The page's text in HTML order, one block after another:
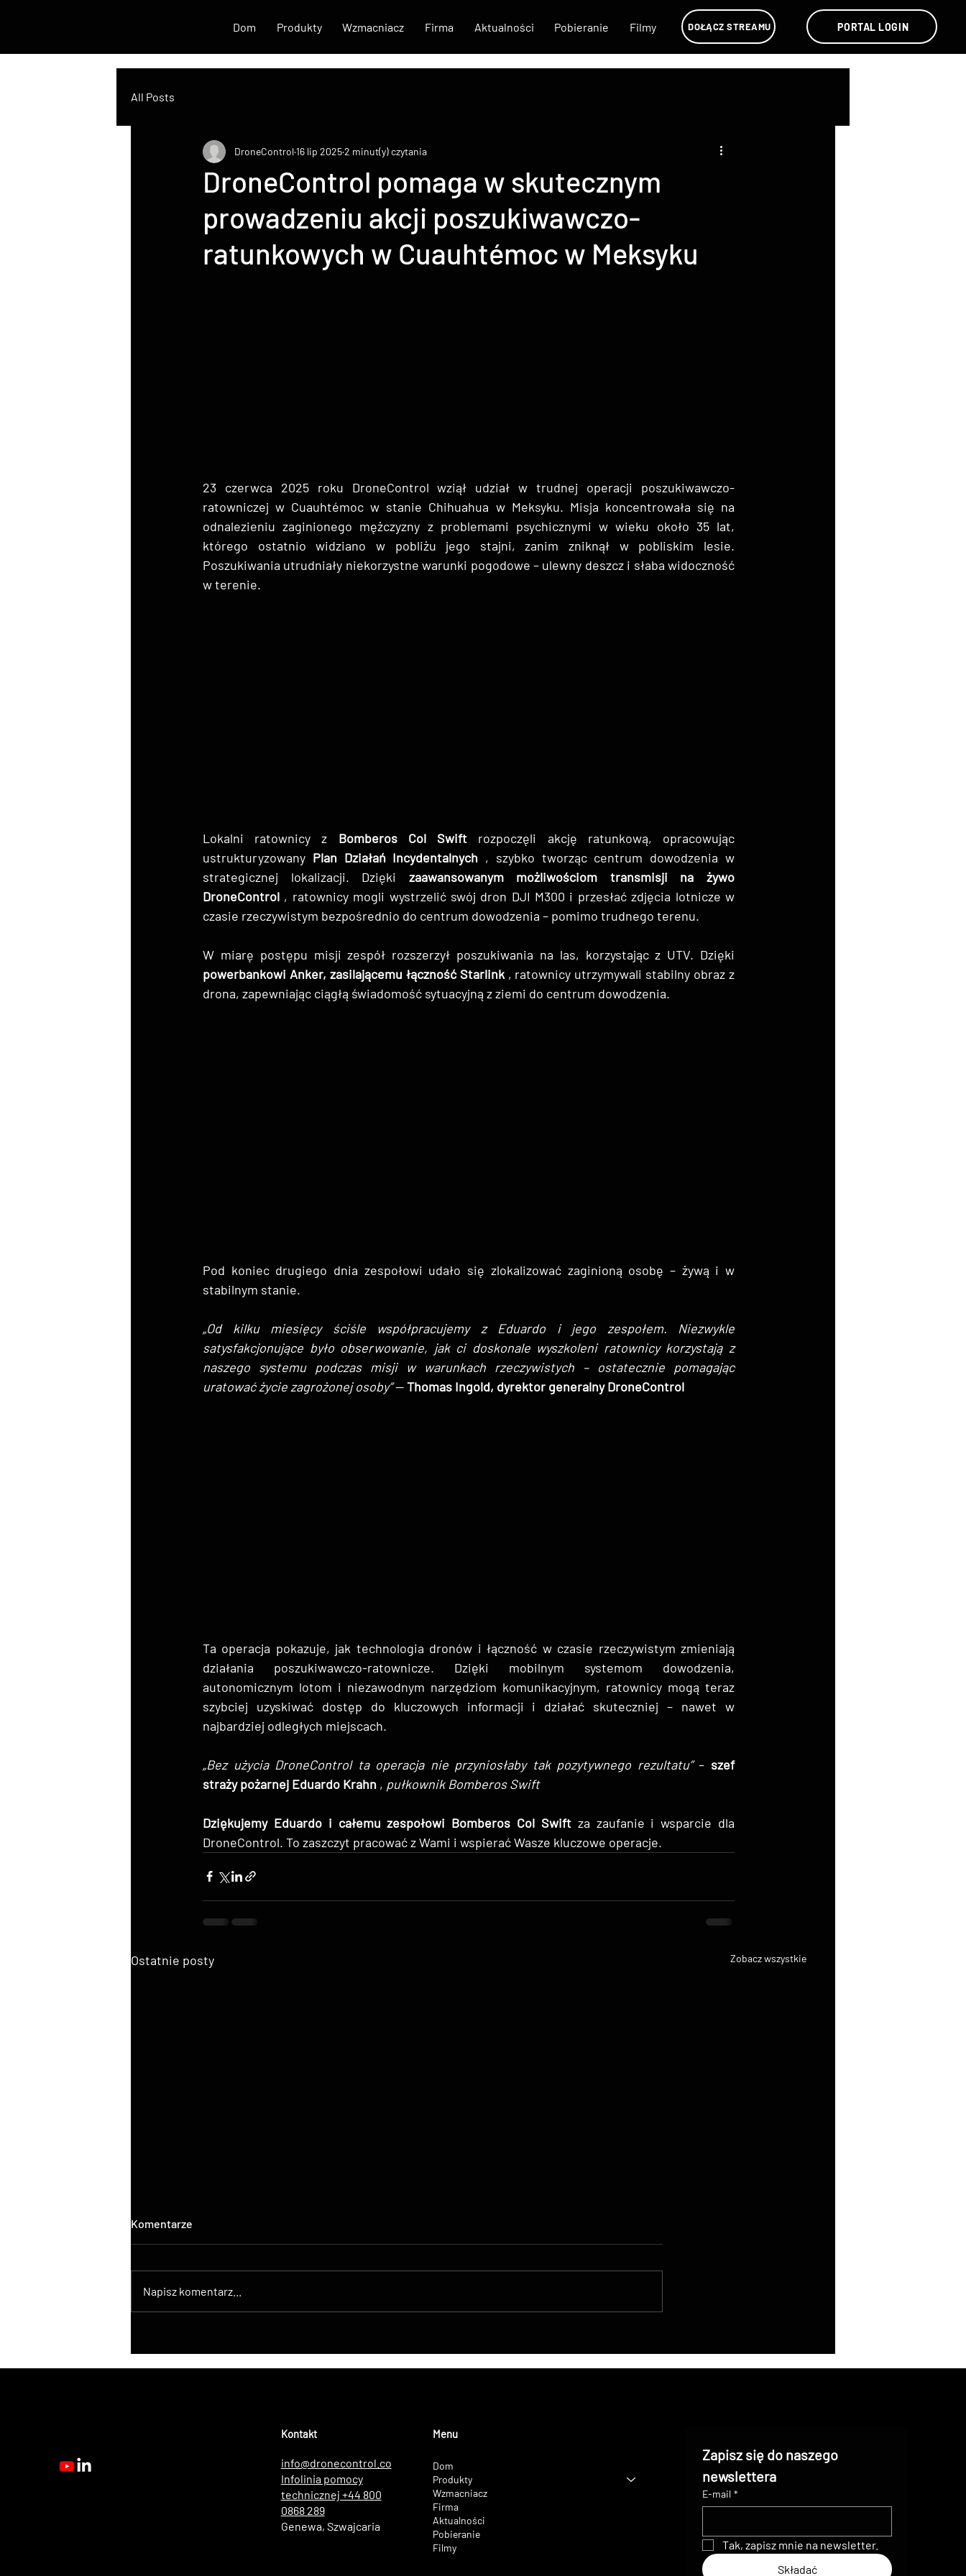
Dom Produkty Wzmacniacz Firma Aktualności Pobieranie Filmy DOŁĄCZ STREAMU PORTAL LOGIN
All Posts
DroneControl pomaga w skutecznym
prowadzeniu akcji poszukiwawczo-
ratunkowych w Cuauhtémoc w Meksyku
DroneControl16 lip 20252 minut(y) czytania
23 czerwca 2025 roku DroneControl wziął udział w trudnej operacji poszukiwawczo-
ratowniczej w Cuauhtémoc w stanie Chihuahua w Meksyku. Misja koncentrowała się na
odnalezieniu zaginionego mężczyzny z problemami psychicznymi w wieku około 35 lat,
którego ostatnio widziano w pobliżu jego stajni, zanim zniknął w pobliskim lesie.
Poszukiwania utrudniały niekorzystne warunki pogodowe – ulewny deszcz i słaba widoczność
w terenie.
Lokalni ratownicy z Bomberos Col Swift rozpoczęli akcję ratunkową, opracowując
ustrukturyzowany Plan Działań Incydentalnych , szybko tworząc centrum dowodzenia w
strategicznej lokalizacji. Dzięki zaawansowanym możliwościom transmisji na żywo
DroneControl , ratownicy mogli wystrzelić swój dron DJI M300 i przesłać zdjęcia lotnicze w
czasie rzeczywistym bezpośrednio do centrum dowodzenia – pomimo trudnego terenu.
powerbankowi Anker, zasilającemu łączność Starlink , ratownicy utrzymywali stabilny obraz z
drona, zapewniając ciągłą świadomość sytuacyjną z ziemi do centrum dowodzenia.
Pod koniec drugiego dnia zespołowi udało się zlokalizować zaginioną osobę – żywą i w
stabilnym stanie.
„Od kilku miesięcy ściśle współpracujemy z Eduardo i jego zespołem. Niezwykle
satysfakcjonujące było obserwowanie, jak ci doskonale wyszkoleni ratownicy korzystają z
naszego systemu podczas misji w warunkach rzeczywistych – ostatecznie pomagając
uratować życie zagrożonej osoby” — Thomas Ingold, dyrektor generalny DroneControl
Ta operacja pokazuje, jak technologia dronów i łączność w czasie rzeczywistym zmieniają
działania poszukiwawczo-ratownicze. Dzięki mobilnym systemom dowodzenia,
autonomicznym lotom i niezawodnym narzędziom komunikacyjnym, ratownicy mogą teraz
szybciej uzyskiwać dostęp do kluczowych informacji i działać skuteczniej – nawet w
najbardziej odległych miejscach.
„Bez użycia DroneControl ta operacja nie przyniosłaby tak pozytywnego rezultatu” – szef
straży pożarnej Eduardo Krahn , pułkownik Bomberos Swift
Dziękujemy Eduardo i całemu zespołowi Bomberos Col Swift za zaufanie i wsparcie dla
DroneControl. To zaszczyt pracować z Wami i wspierać Wasze kluczowe operacje.
Ostatnie posty Zobacz wszystkie
natywną integrację ATAK z
dronami DJI
Update: Microsoft Single
Sign-In, Enhanced
transmisja strumieniowa na
żywo z drona pomaga
Komentarze
Napisz komentarz...
Kontakt
info@dronecontrol.co
Infolinia pomocy
technicznej +44 800
0868 289
Genewa, Szwajcaria
Menu
Dom
Produkty
Wzmacniacz
Firma
Aktualności
Pobieranie
Filmy
Zapisz się do naszego
newslettera
E-mail *
Tak, zapisz mnie na newsletter.
Składać